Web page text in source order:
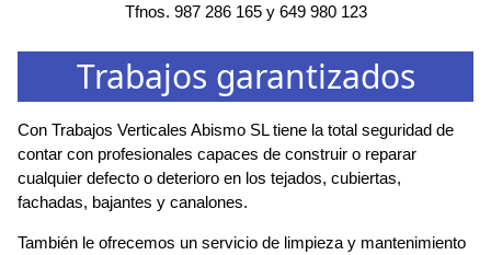
Tfnos. 987 286 165y 649 980 123
Trabajos garantizados
Con Trabajos Verticales Abismo SL tiene la total seguridad de
contar con profesionales capaces de construir o reparar
cualquier defecto o deterioro en los tejados, cubiertas,
fachadas, bajantes y canalones.
También le ofrecemos un servicio de limpieza y mantenimiento